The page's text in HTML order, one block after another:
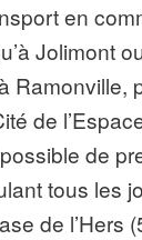
en
Jolimont
Ramonville,
de
de
tous les
de l’Hers